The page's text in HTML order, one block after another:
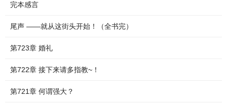
完本感言
尾声 ——就从这街头开始！（全书完）
第723章 婚礼
第722章 接下来请多指教~！
第721章 何谓强大？